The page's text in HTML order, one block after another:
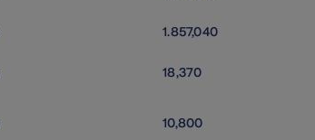
1.857,040
18,370
10,800